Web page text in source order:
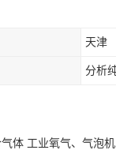
天津
分析
体 工业氧气、气泡